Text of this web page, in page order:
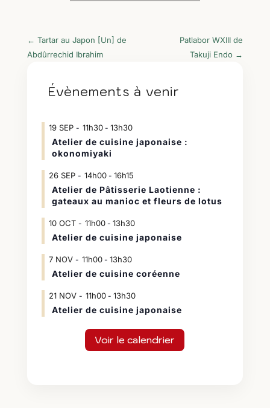
← Tartar au Japon [Un] de
Abdûrrechid Ibrahim
Patlabor WXIII de
Takuji Endo →
Évènements à venir
19 SEP 11h30- 13h30
Atelier de cuisine japonaise :
okonomiyaki
26 SEP 14h00- 16h15
Atelier de Pâtisserie Laotienne :
gateaux au manioc et fleurs de lotus
10 OCT 11h00- 13h30
Atelier de cuisine japonaise
7 NOV 11h00- 13h30
Atelier de cuisine coréenne
21 NOV 11h00- 13h30
Atelier de cuisine japonaise
Voir le calendrier